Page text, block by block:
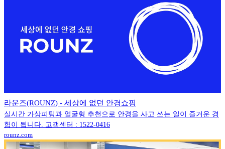
라운즈(ROUNZ) - 세상에 없던 안경쇼핑
실시간 가상피팅과 얼굴형 추천으로 안경을 사고 쓰는 일이 즐거운 경
험이 됩니다. 고객센터 : 1522-0416
rounz.com